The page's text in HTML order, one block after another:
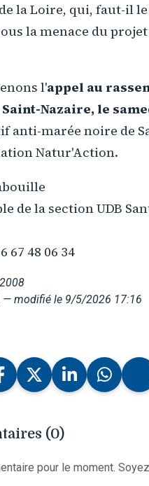
la Loire, qui, faut-il
la menace du projet
l'appel au
Nazaire, le
anti-marée noire de
Natur'Action.
de la section UDB
67 48 06 34
— modifié le 9/5/2026 17:16
(0)
pour le moment.